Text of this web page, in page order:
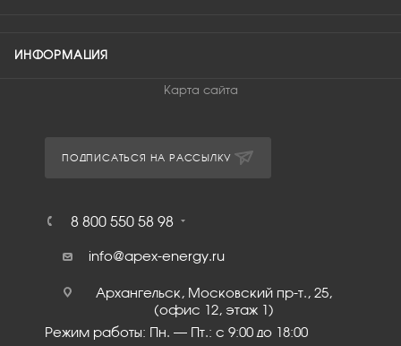
ИНФОРМАЦИЯ
Карта сайта
ПОДПИСАТЬСЯ НА РАССЫЛКУ
8 800 550 58 98
info@apex-energy.ru
Архангельск, Московский пр-т., 25,
(офис 12, этаж 1)
Режим работы: Пн. – Пт.: с 9:00 до 18:00